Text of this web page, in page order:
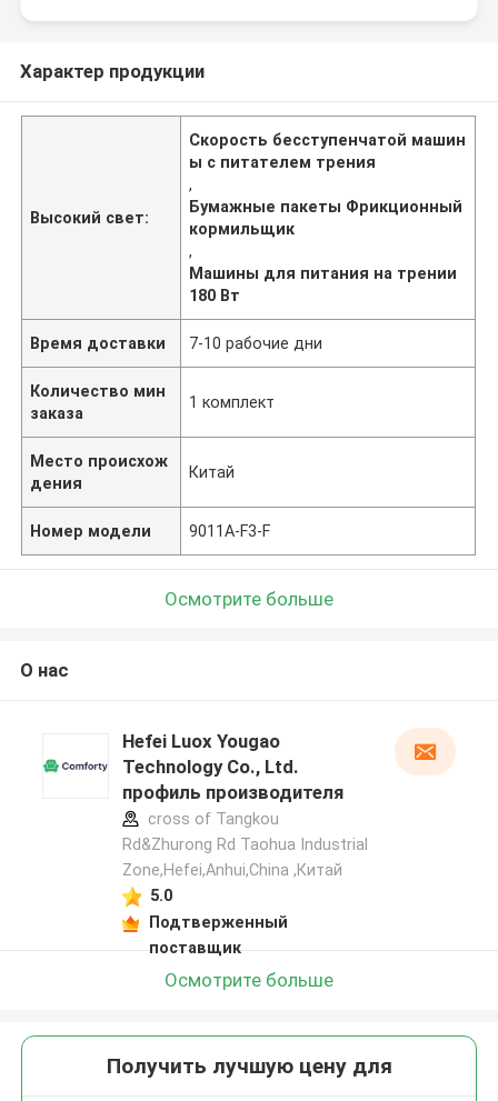
Характер продукции
Высокий свет:
Скорость бесступенчатой машин
ы с питателем трения
,
Бумажные пакеты Фрикционный
кормильщик
,
Машины для питания на трении
180 Вт
Время доставки 7-10 рабочие дни
Количество мин
заказа
1 комплект
Место происхож
дения
Китай
Номер модели 9011A-F3-F
Осмотрите больше
О нас
Hefei Luox Yougao
Technology Co., Ltd.
профиль производителя
cross of Tangkou
Rd&Zhurong Rd Taohua Industrial
Zone,Hefei,Anhui,China ,Китай
5.0
Подтверженный
поставщик
Осмотрите больше
Получить лучшую цену для